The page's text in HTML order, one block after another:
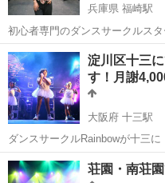
兵庫県 福崎駅
初心者専門のダンスサークルスタート！ 家の近くでしっか
て本格的なダンススタジオへ！ をコンセプトにしたダンス未経験の子
兵庫 神崎郡 福崎駅
キッズダンスサークル
淀川区十三
す！月謝
大阪府 十三駅
ダンスサークルRainbowが十三に！ 月謝は4レッスンでたったの
円で本格的なダンスが習える！ 発表会もなんと7,000円で観客2,000人
の前で大
大阪 大阪市 十三駅 ヒ
荘園・南荘